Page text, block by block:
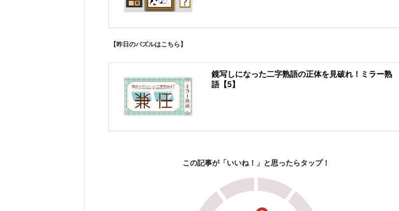
【昨日のパズルはこちら】
鏡写しになった二字熟語の正体を見破れ！ミラー熟
語【5】
この記事が「いいね！」と思ったらタップ！